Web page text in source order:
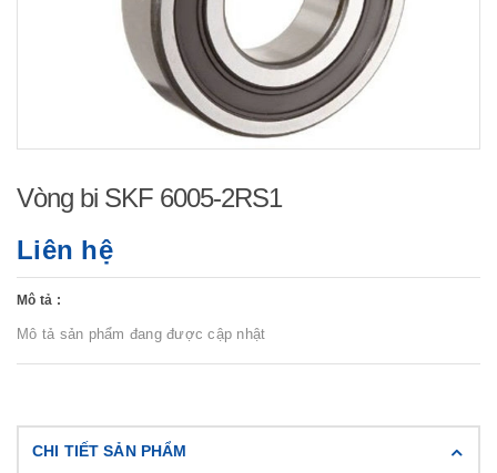
Vòng bi SKF 6005-2RS1
Liên hệ
Mô tả :
Mô tả sản phẩm đang được cập nhật
CHI TIẾT SẢN PHẨM